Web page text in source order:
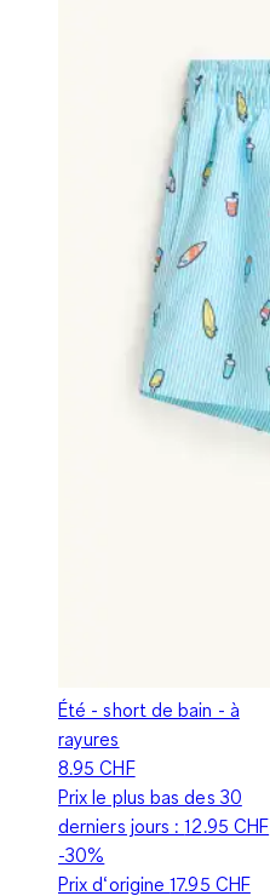
Été - short de bain - à
rayures
8.95 CHF
Prix le plus bas des 30
derniers jours :12.95 CHF
-30%
Prix d‘origine17.95 CHF